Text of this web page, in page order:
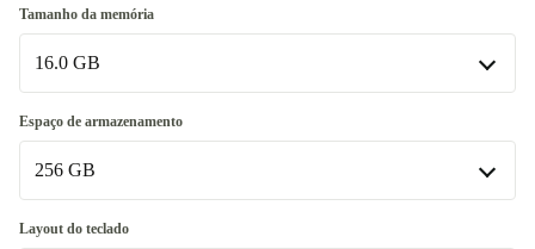
Muito bom
Excelente +79,93 €
Tamanho da memória
16.0 GB
16.0 GB
32.0 GB +154,93 €
Espaço de armazenamento
256 GB
256 GB
Layout do teclado